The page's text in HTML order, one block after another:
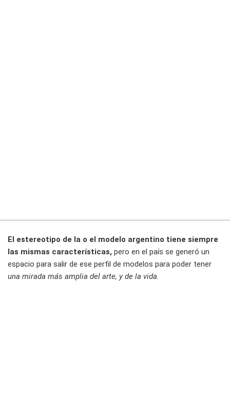
El estereotipo de la o el modelo argentino tiene siempre
las mismas características, pero en el país se generó un
espacio para salir de ese perfil de modelos para poder tener
una mirada más amplia del arte, y de la vida.